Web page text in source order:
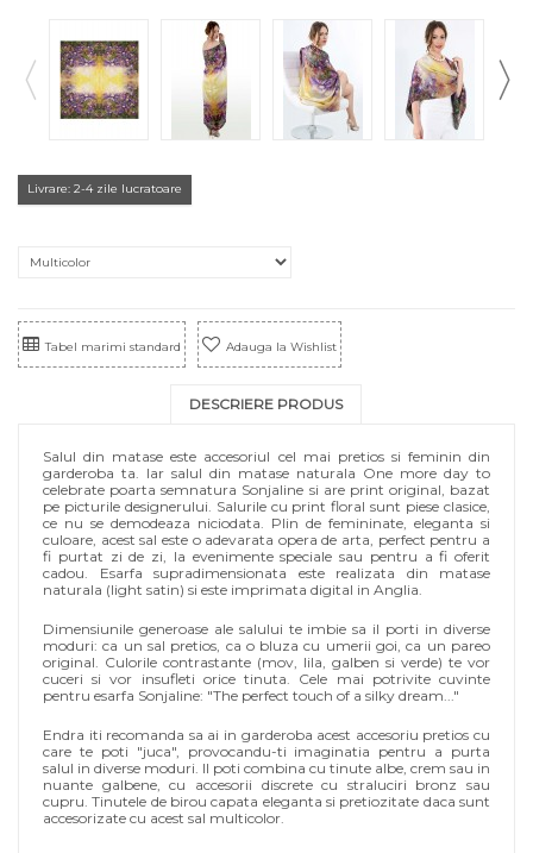
Livrare: 2-4 zile lucratoare
Tabel marimi standard Adauga la Wishlist
DESCRIERE PRODUS
Salul din matase este accesoriul cel mai pretios si feminin din
garderoba ta. Iar salul din matase naturala One more day to
celebrate poarta semnatura Sonjaline si are print original, bazat
pe picturile designerului. Salurile cu print floral sunt piese clasice,
ce nu se demodeaza niciodata. Plin de femininate, eleganta si
culoare, acest sal este o adevarata opera de arta, perfect pentru a
fi purtat zi de zi, la evenimente speciale sau pentru a fi oferit
cadou. Esarfa supradimensionata este realizata din matase
naturala (light satin) si este imprimata digital in Anglia.
Dimensiunile generoase ale salului te imbie sa il porti in diverse
moduri: ca un sal pretios, ca o bluza cu umerii goi, ca un pareo
original. Culorile contrastante (mov, lila, galben si verde) te vor
cuceri si vor insufleti orice tinuta. Cele mai potrivite cuvinte
pentru esarfa Sonjaline: "The perfect touch of a silky dream..."
Endra iti recomanda sa ai in garderoba acest accesoriu pretios cu
care te poti "juca", provocandu-ti imaginatia pentru a purta
salul in diverse moduri. Il poti combina cu tinute albe, crem sau in
nuante galbene, cu accesorii discrete cu straluciri bronz sau
cupru. Tinutele de birou capata eleganta si pretiozitate daca sunt
accesorizate cu acest sal multicolor.